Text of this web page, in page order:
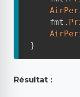
	fmt
.
}
Résultat :